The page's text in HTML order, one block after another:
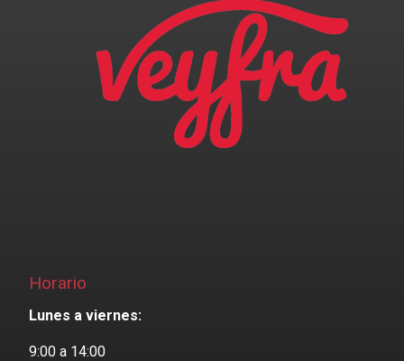
Horario
Lunes a viernes:
9:00 a 14:00